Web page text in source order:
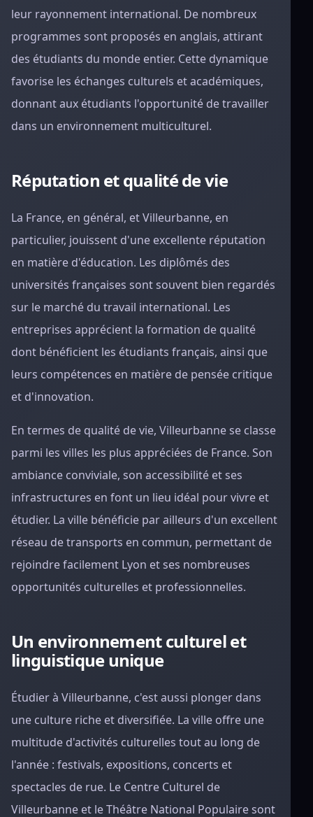
leur rayonnement international. De nombreux
programmes sont proposés en anglais, attirant
des étudiants du monde entier. Cette dynamique
favorise les échanges culturels et académiques,
donnant aux étudiants l'opportunité de travailler
dans un environnement multiculturel.
Réputation et qualité de vie
La France, en général, et Villeurbanne, en
particulier, jouissent d'une excellente réputation
en matière d'éducation. Les diplômés des
universités françaises sont souvent bien regardés
sur le marché du travail international. Les
entreprises apprécient la formation de qualité
dont bénéficient les étudiants français, ainsi que
leurs compétences en matière de pensée critique
et d'innovation.
En termes de qualité de vie, Villeurbanne se classe
parmi les villes les plus appréciées de France. Son
ambiance conviviale, son accessibilité et ses
infrastructures en font un lieu idéal pour vivre et
étudier. La ville bénéficie par ailleurs d'un excellent
réseau de transports en commun, permettant de
rejoindre facilement Lyon et ses nombreuses
opportunités culturelles et professionnelles.
Un environnement culturel et
linguistique unique
Étudier à Villeurbanne, c'est aussi plonger dans
une culture riche et diversifiée. La ville offre une
multitude d'activités culturelles tout au long de
l'année : festivals, expositions, concerts et
spectacles de rue. Le Centre Culturel de
Villeurbanne et le Théâtre National Populaire sont